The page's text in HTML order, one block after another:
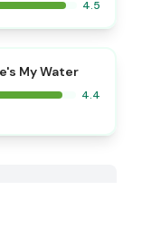
4.5
My Water
4.4